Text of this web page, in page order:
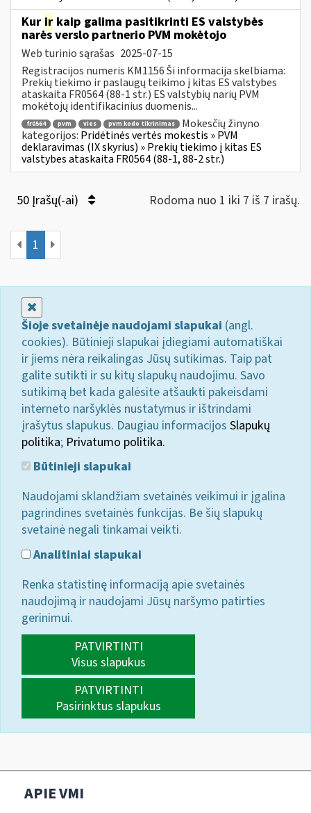
Kur ir kaip galima pasitikrinti ES valstybės
narės verslo partnerio PVM mokėtojo
Web turinio sąrašas 2025-07-15
Registracijos numeris KM1156 Ši informacija skelbiama:
Prekių tiekimo ir paslaugų teikimo į kitas ES valstybes
ataskaita FR0564 (88-1 str.) ES valstybių narių PVM
mokėtojų identifikacinius duomenis...
fr0564 pvm vies pvm kodo tikrinimas
Mokesčių žinyno
kategorijos: Pridėtinės vertės mokestis » PVM
deklaravimas (IX skyrius) » Prekių tiekimo į kitas ES
valstybes ataskaita FR0564 (88-1, 88-2 str.)
50 Įrašų(-ai) Rodoma nuo 1 iki 7 iš 7 irašų.
1
Šioje svetainėje naudojami slapukai (angl.
cookies). Būtinieji slapukai įdiegiami automatiškai
ir jiems nėra reikalingas Jūsų sutikimas. Taip pat
galite sutikti ir su kitų slapukų naudojimu. Savo
sutikimą bet kada galėsite atšaukti pakeisdami
interneto naršyklės nustatymus ir ištrindami
įrašytus slapukus. Daugiau informacijos Slapukų
politika; Privatumo politika.
Būtinieji slapukai
Naudojami sklandžiam svetainės veikimui ir įgalina
pagrindines svetainės funkcijas. Be šių slapukų
svetainė negali tinkamai veikti.
Analitiniai slapukai
Renka statistinę informaciją apie svetainės
naudojimą ir naudojami Jūsų naršymo patirties
gerinimui.
PATVIRTINTI
Visus slapukus
PATVIRTINTI
Pasirinktus slapukus
APIE VMI